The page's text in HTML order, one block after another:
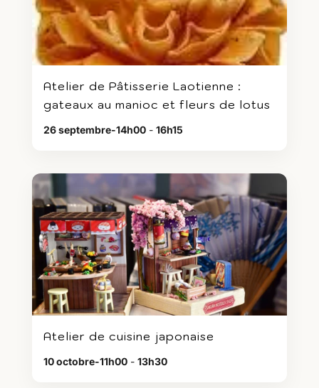
Atelier de Pâtisserie Laotienne :
gateaux au manioc et fleurs de lotus
26 septembre-14h00- 16h15
Atelier de cuisine japonaise
10 octobre-11h00- 13h30